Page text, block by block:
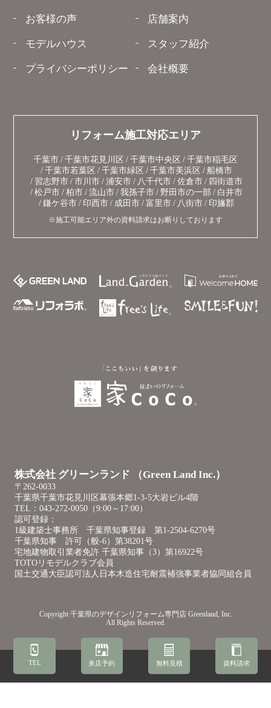
TEL 来店予約 無料見積 資料請求
お客様の声
モデルハウス
プライバシーポリシー
店舗案内
スタッフ紹介
会社概要
リフォーム施工対応エリア
千葉市 千葉市花見川区 千葉市中央区
千葉市稲毛区
千葉市若葉区
千葉市緑区 千葉市美浜区
船橋市
習志野市
市川市 浦安市 八千代市 佐倉市
四街道市
松戸市
柏市 流山市 我孫子市 野田市の一部
白井市
鎌ケ谷市
印西市 成田市 富里市 八街市 印旛郡
※施工可能エリア外の資料請求はお断りしております
株式会社 グリーンランド （Green Land Inc.）
〒262-0033
千葉県千葉市花見川区幕張本郷1-3-5大岩ビル4階
TEL：043-272-0050（9:00～17:00）
認可登録：
1級建築士事務所 千葉県知事登録 第1-2504-6270号
千葉県知事 許可（般-6）第38201号
宅地建物取引業者免許 千葉県知事（3）第16922号
TOTOリモデルクラブ会員
国土交通大臣認可法人日本木造住宅耐震補強事業者協同組合員
Copyright 千葉県のデザインリフォーム専門店 Greenland, Inc.
All Rights Reserved.